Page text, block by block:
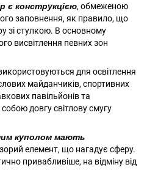
є конструкцією, обмеженою
заповнення, як правило, що
зі стулкою. В основному
висвітлення певних зон
для освітлення
майданчиків, спортивних
павільйонів та
довгу світлову смугу
куполом мають
елемент, що нагадує сферу.
привабливіше, на відміну від